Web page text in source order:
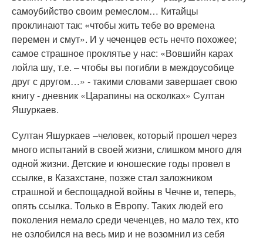
самоубийство своим ремеслом… Китайцы
проклинают так: «чтобы жить тебе во времена
перемен и смут». И у чеченцев есть нечто похожее;
самое страшное проклятье у нас: «Вовшийн карах
лойла шу, т.е. – чтобы вы погибли в междоусобице
друг с другом…» - такими словами завершает свою
книгу - дневник «Царапины на осколках» Султан
Яшуркаев.
Султан Яшуркаев –человек, который прошел через
много испытаний в своей жизни, слишком много для
одной жизни. Детские и юношеские годы провел в
ссылке, в Казахстане, позже стал заложником
страшной и беспощадной войны в Чечне и, теперь,
опять ссылка. Только в Европу. Таких людей его
поколения немало среди чеченцев, но мало тех, кто
не озлобился на весь мир и не возомнил из себя